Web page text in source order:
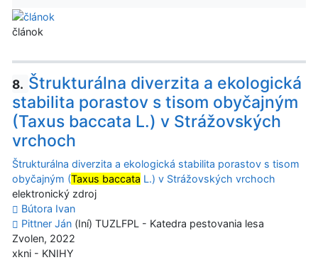
článok
8. Štrukturálna diverzita a ekologická
stabilita porastov s tisom obyčajným
(Taxus baccata L.) v Strážovských
vrchoch
Štrukturálna diverzita a ekologická stabilita porastov s tisom
obyčajným (Taxus baccata L.) v Strážovských vrchoch
elektronický zdroj
Bútora Ivan
Pittner Ján (Iní) TUZLFPL - Katedra pestovania lesa
Zvolen, 2022
xkni - KNIHY